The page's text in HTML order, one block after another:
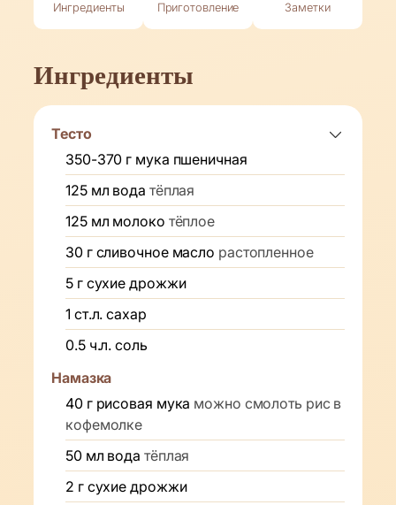
Ингредиенты Приготовление Заметки
Ингредиенты
Тесто
350-370 г мука пшеничная
125 мл вода тёплая
125 мл молоко тёплое
30 г сливочное масло растопленное
5 г сухие дрожжи
1 ст.л. сахар
0.5 ч.л. соль
Намазка
40 г рисовая мука можно смолоть рис в
кофемолке
50 мл вода тёплая
2 г сухие дрожжи